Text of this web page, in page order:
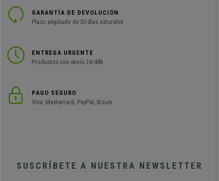
GARANTÍA DE DEVOLUCIÓN
Plazo ampliado de 30 días naturales
ENTREGA URGENTE
Productos con envío 24/48h
PAGO SEGURO
Visa, Mastercard, PayPal, Bizum
SUSCRÍBETE A NUESTRA NEWSLETTER